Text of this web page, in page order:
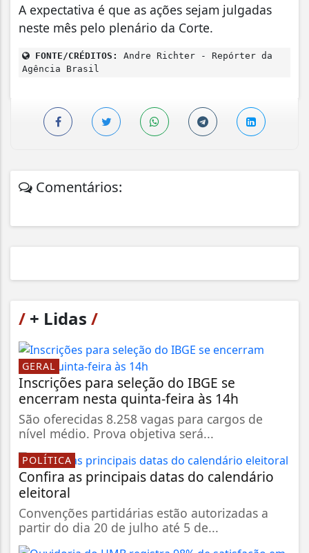
A expectativa é que as ações sejam julgadas
neste mês pelo plenário da Corte.
FONTE/CRÉDITOS:
Andre Richter - Repórter da
Agência Brasil
Comentários:
/ + Lidas /
GERAL
Inscrições para seleção do IBGE se
encerram nesta quinta-feira às 14h
São oferecidas 8.258 vagas para cargos de
nível médio. Prova objetiva será...
POLÍTICA
Confira as principais datas do calendário
eleitoral
Convenções partidárias estão autorizadas a
partir do dia 20 de julho até 5 de...